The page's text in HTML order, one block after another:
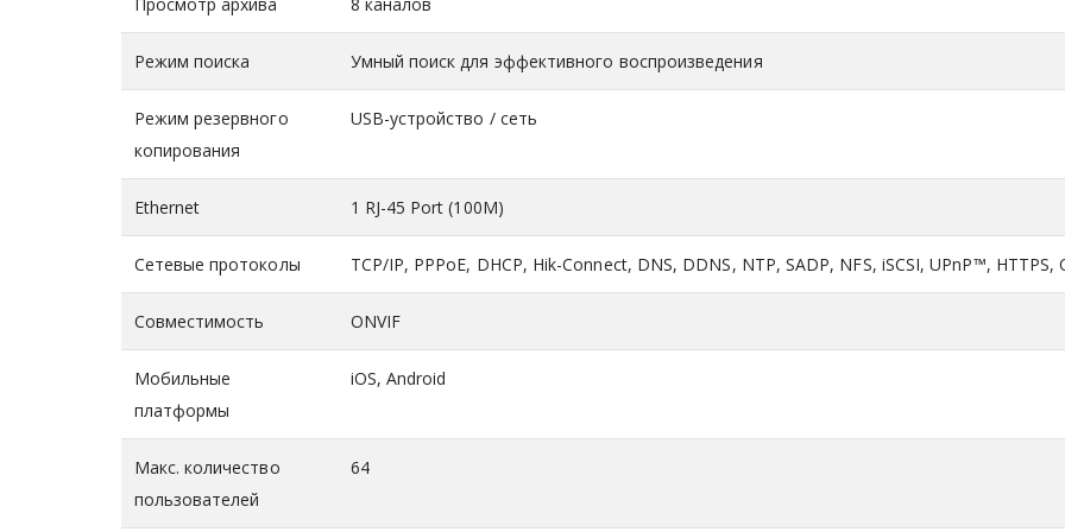
Режим поиска Умный поиск для эффективного воспроизведения
Режим резервного
копирования
USB-устройство / сеть
Ethernet 1 RJ-45 Port (100M)
Сетевые протоколы TCP/IP, PPPoE, DHCP, Hik-Connect, DNS, DDNS, NTP, SADP, NFS, iSCSI, UPnP™, HTTPS,
Совместимость ONVIF
Мобильные
платформы
iOS, Android
Макс. количество
пользователей
64